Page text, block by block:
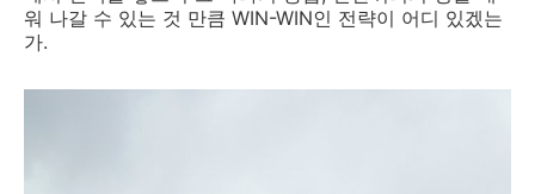
워 나갈 수 있는 것 만큼 WIN-WIN인 전략이 어디 있겠는
가.